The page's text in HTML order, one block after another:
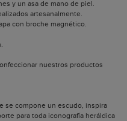
y un asa de mano de piel.
artesanalmente.
con broche magnético.
nuestros productos
se compone un escudo, inspira
para toda iconografía heráldica